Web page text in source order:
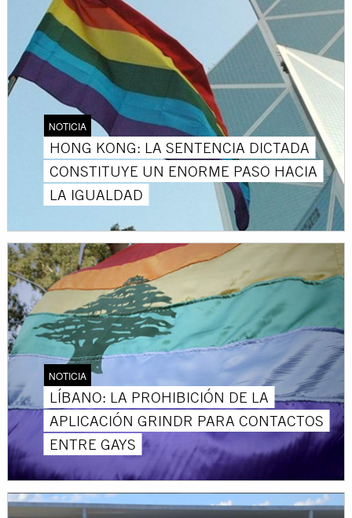
NOTICIA
HONG KONG: LA SENTENCIA DICTADA
CONSTITUYE UN ENORME PASO HACIA
LA IGUALDAD
NOTICIA
LÍBANO: LA PROHIBICIÓN DE LA
APLICACIÓN GRINDR PARA CONTACTOS
ENTRE GAYS